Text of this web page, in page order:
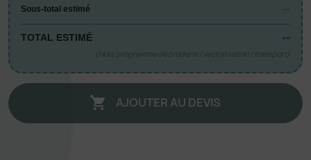
Sous-total estimé --
TOTAL ESTIMÉ --
(Hors programme de broderie / vectorisation / transport)
 AJOUTER AU DEVIS